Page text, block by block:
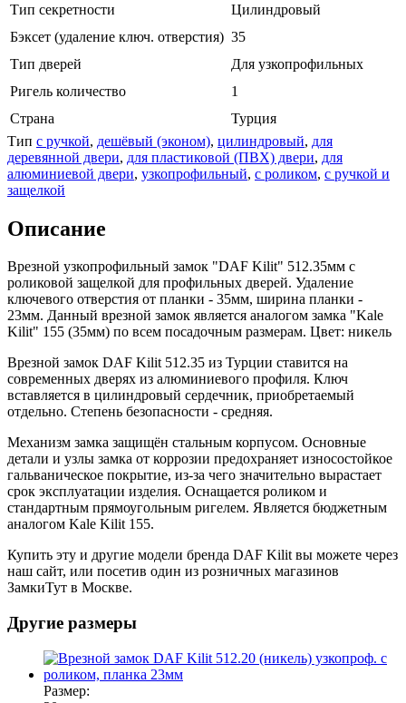
Тип секретности
Цилиндровый
Бэксет (удаление ключ. отверстия) 35
Тип дверей
Для узкопрофильных
Ригель количество
1
Страна
Турция
Тип с ручкой, дешёвый (эконом), цилиндровый, для
деревянной двери, для пластиковой (ПВХ) двери, для
алюминиевой двери, узкопрофильный, с роликом, с ручкой и
защелкой
Описание
Врезной узкопрофильный замок "DAF Kilit" 512.35мм с
роликовой защелкой для профильных дверей. Удаление
ключевого отверстия от планки - 35мм, ширина планки -
23мм. Данный врезной замок является аналогом замка "Kale
Kilit" 155 (35мм) по всем посадочным размерам. Цвет: никель
Врезной замок DAF Kilit 512.35 из Турции ставится на
современных дверях из алюминиевого профиля. Ключ
вставляется в цилиндровый сердечник, приобретаемый
отдельно. Степень безопасности - средняя.
Механизм замка защищён стальным корпусом. Основные
детали и узлы замка от коррозии предохраняет износостойкое
гальваническое покрытие, из-за чего значительно вырастает
срок эксплуатации изделия. Оснащается роликом и
стандартным прямоугольным ригелем. Является бюджетным
аналогом Kale Kilit 155.
Купить эту и другие модели бренда DAF Kilit вы можете через
наш сайт, или посетив один из розничных магазинов
ЗамкиТут в Москве.
Другие размеры
Размер: